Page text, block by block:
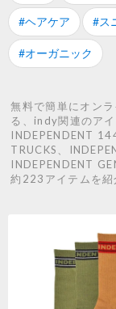
#ヘアケア #ス
#オーガニック
無料で簡単にオン
る、indy関連のア
INDEPENDENT
TRUCKS、
INDEPENDENT
約223アイテムを紹